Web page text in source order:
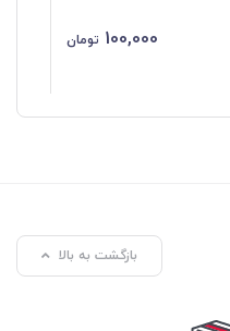
100,000 تومان
بازگشت به بالا